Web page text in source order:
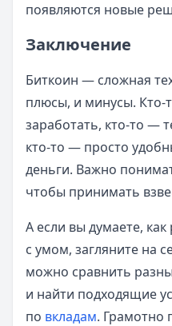
появляются новые
Заключение
Биткоин — сложная
плюсы, и минусы. Кто-
заработать, кто-то —
кто-то — просто
деньги. Важно
чтобы принимать
А если вы думаете,
с умом, загляните на
можно сравнить
и найти подходящие
по вкладам. Грамотно